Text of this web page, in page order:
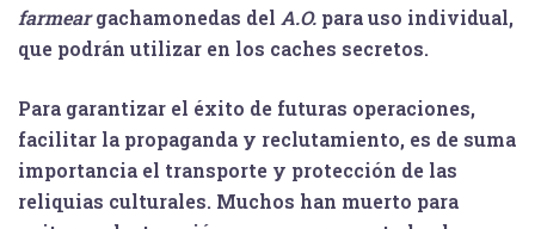
farmeargachamonedas del A.O. para uso individual,
que podrán utilizar en los caches secretos.
Para garantizar el éxito de futuras operaciones,
facilitar la propaganda y reclutamiento, es de suma
importancia el transporte y protección de las
reliquias culturales. Muchos han muerto para